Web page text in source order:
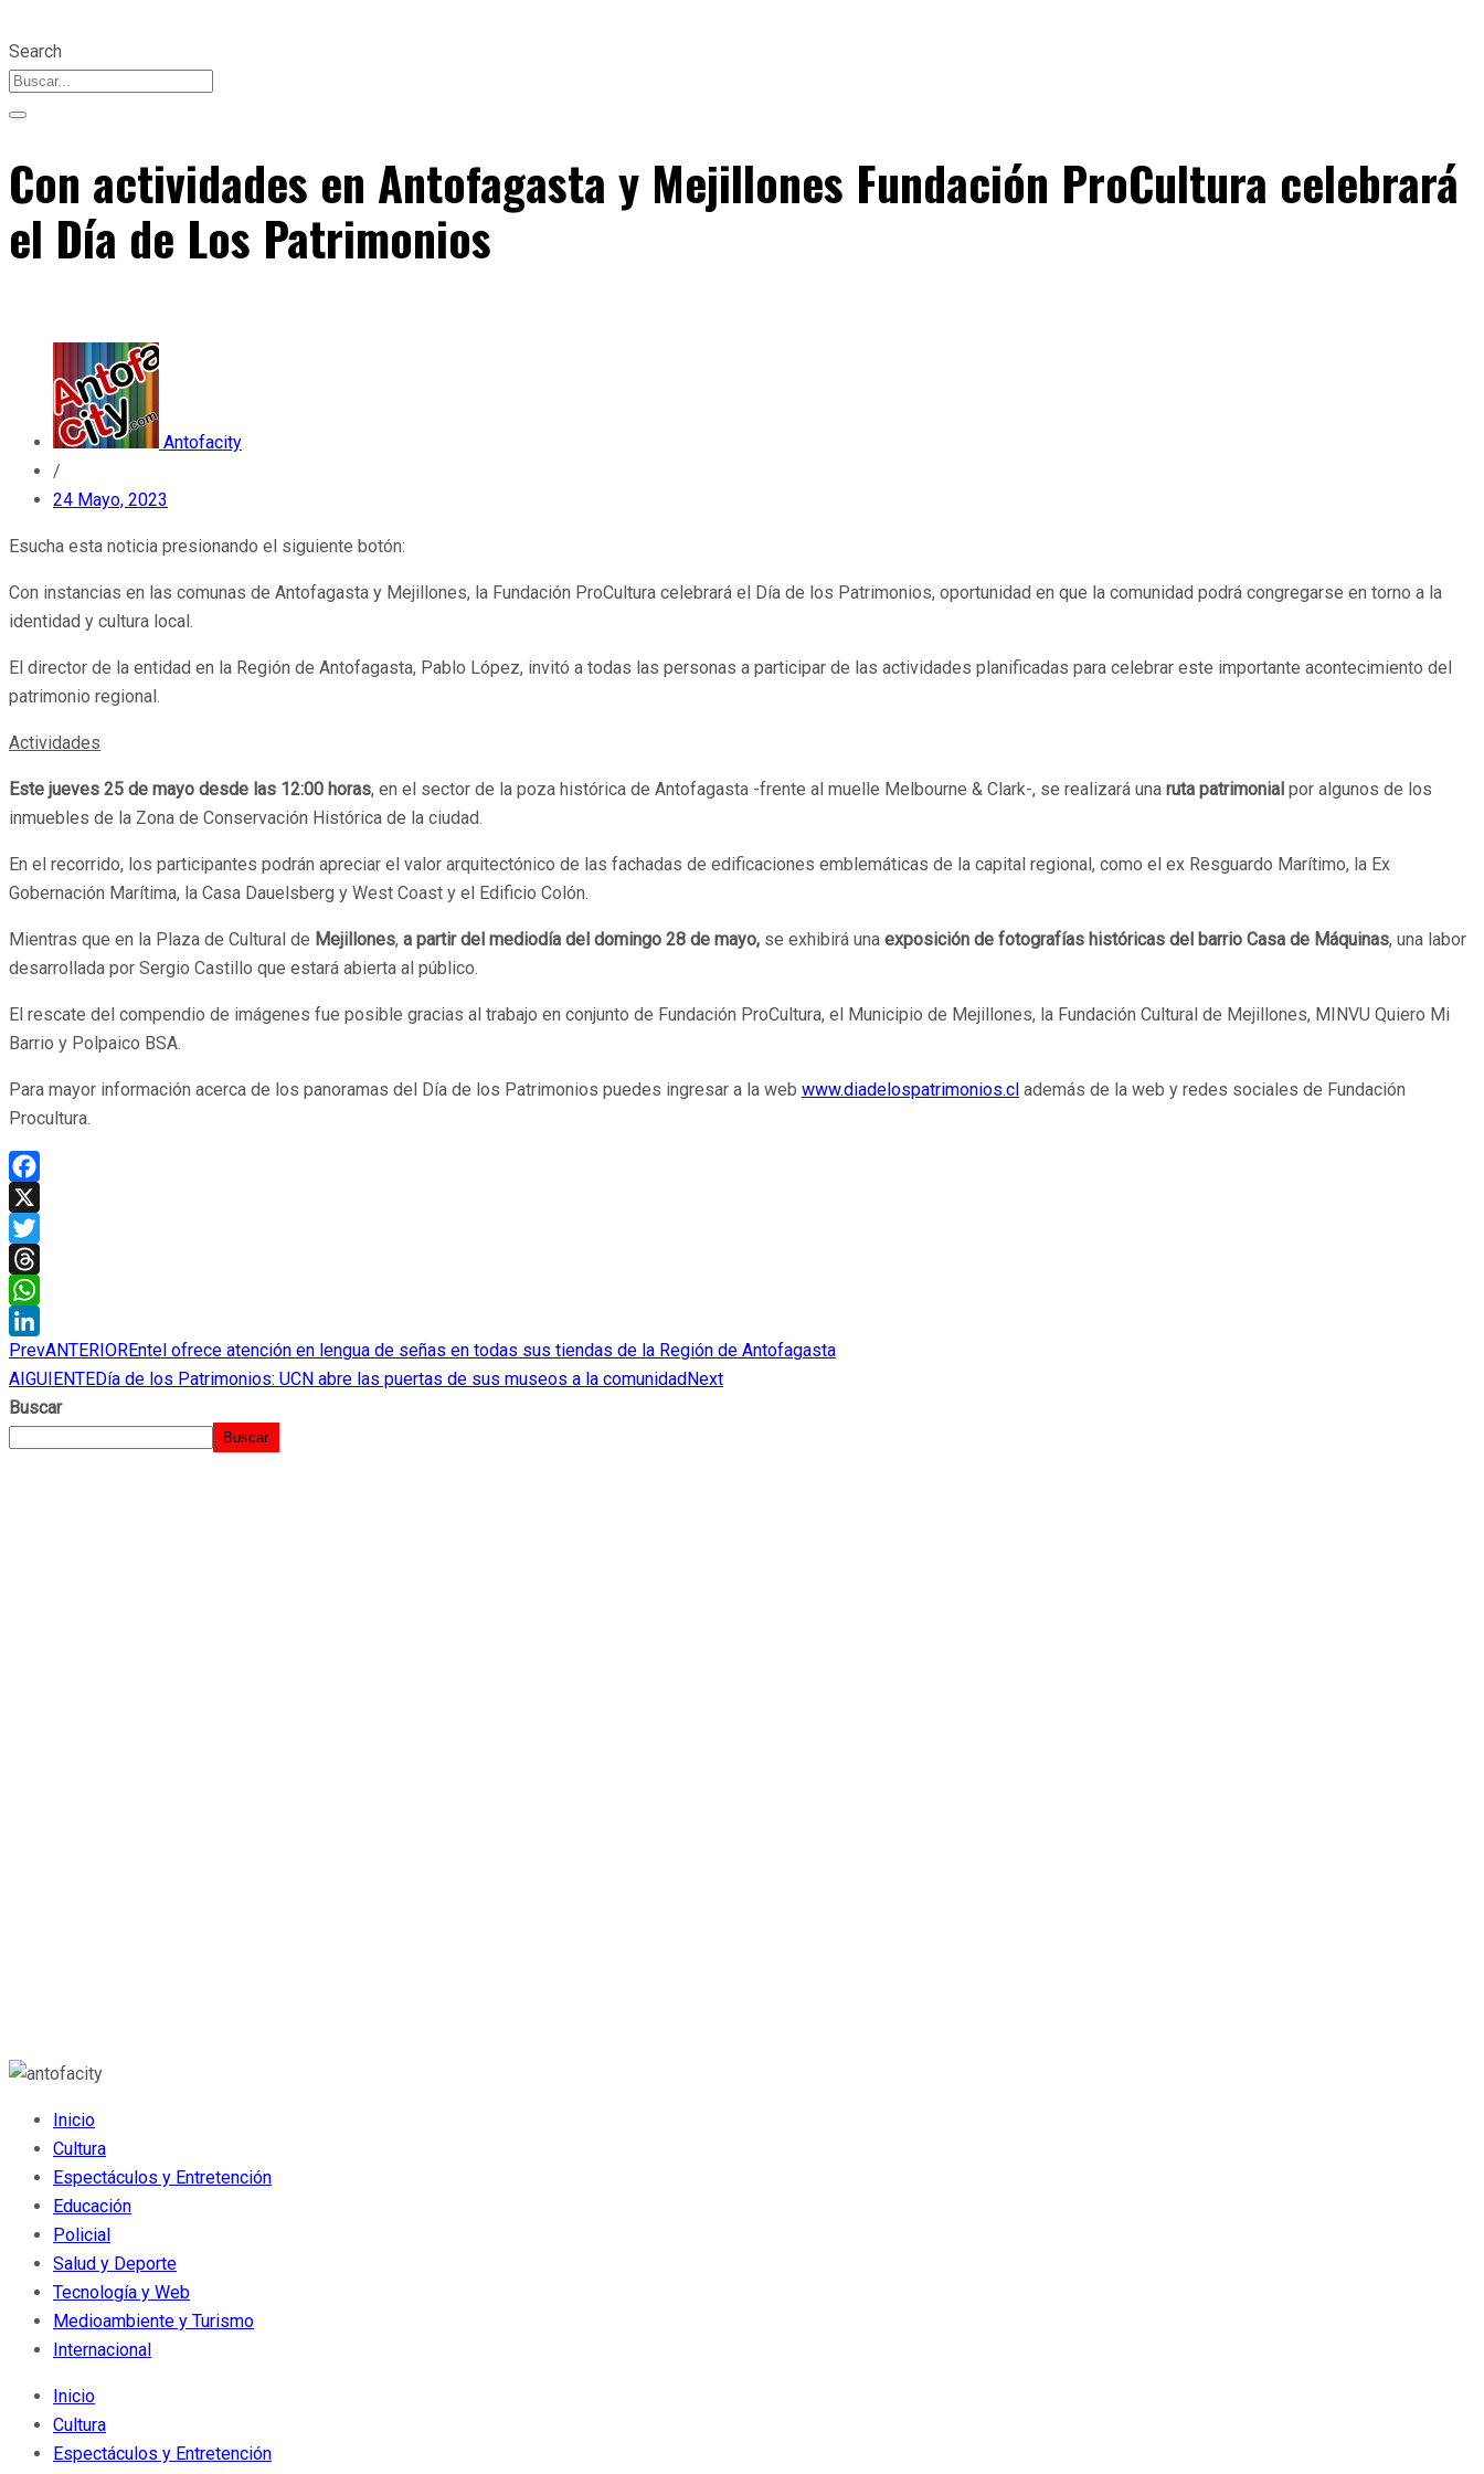
Search
Con actividades en Antofagasta y Mejillones Fundación ProCultura celebrará
el Día de Los Patrimonios
Antofacity
/
24 Mayo, 2023
Esucha esta noticia presionando el siguiente botón:
Con instancias en las comunas de Antofagasta y Mejillones, la Fundación ProCultura celebrará el Día de los Patrimonios, oportunidad en que la comunidad podrá congregarse en torno a la
identidad y cultura local.
El director de la entidad en la Región de Antofagasta, Pablo López, invitó a todas las personas a participar de las actividades planificadas para celebrar este importante acontecimiento del
patrimonio regional.
Actividades
Este jueves 25 de mayo desde las 12:00 horas, en el sector de la poza histórica de Antofagasta -frente al muelle Melbourne & Clark-, se realizará una ruta patrimonial por algunos de los
inmuebles de la Zona de Conservación Histórica de la ciudad.
En el recorrido, los participantes podrán apreciar el valor arquitectónico de las fachadas de edificaciones emblemáticas de la capital regional, como el ex Resguardo Marítimo, la Ex
Gobernación Marítima, la Casa Dauelsberg y West Coast y el Edificio Colón.
Mientras que en la Plaza de Cultural de Mejillones, a partir del mediodía del domingo 28 de mayo, se exhibirá una exposición de fotografías históricas del barrio Casa de Máquinas, una labor
desarrollada por Sergio Castillo que estará abierta al público.
El rescate del compendio de imágenes fue posible gracias al trabajo en conjunto de Fundación ProCultura, el Municipio de Mejillones, la Fundación Cultural de Mejillones, MINVU Quiero Mi
Barrio y Polpaico BSA.
Para mayor información acerca de los panoramas del Día de los Patrimonios puedes ingresar a la web www.diadelospatrimonios.cl además de la web y redes sociales de Fundación
Procultura.
Facebook
X
Twitter
Threads
WhatsApp
LinkedIn
PrevANTERIOREntel ofrece atención en lengua de señas en todas sus tiendas de la Región de Antofagasta
AIGUIENTEDía de los Patrimonios: UCN abre las puertas de sus museos a la comunidad Next
Buscar
Buscar
Inicio
Cultura
Espectáculos y Entretención
Educación
Policial
Salud y Deporte
Tecnología y Web
Medioambiente y Turismo
Internacional
Inicio
Cultura
Espectáculos y Entretención